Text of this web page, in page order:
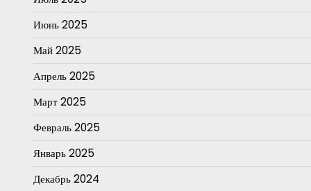
Июнь 2025
Май 2025
Апрель 2025
Март 2025
Февраль 2025
Январь 2025
Декабрь 2024